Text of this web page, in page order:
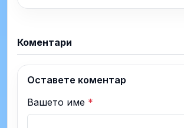
Коментари
Оставете коментар
Вашето име *